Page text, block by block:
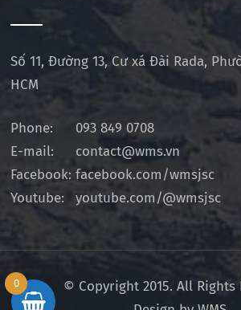
Số 11, Đường 13, Cư xá Đài Rada,
HCM
Phone:
093 849 0708
E-mail:
contact@wms.vn
Facebook: facebook.com/wmsjsc
Youtube:
youtube.com/@wmsjsc
© Copyright 2015. All Rights
0